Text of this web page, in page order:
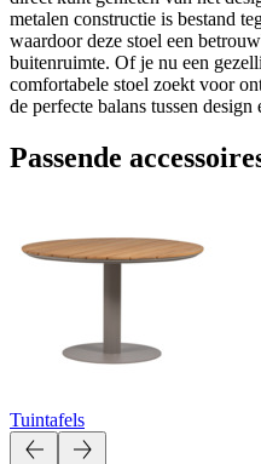
metalen constructie is bestand
waardoor deze stoel een
buitenruimte. Of je nu een
comfortabele stoel zoekt voor
de perfecte balans tussen
Passende
Tuintafels